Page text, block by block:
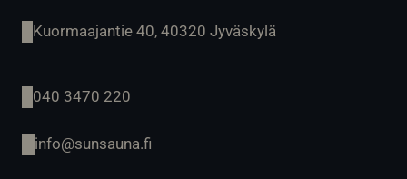
Kuormaajantie 40, 40320 Jyväskylä
040 3470 220
info@sunsauna.fi